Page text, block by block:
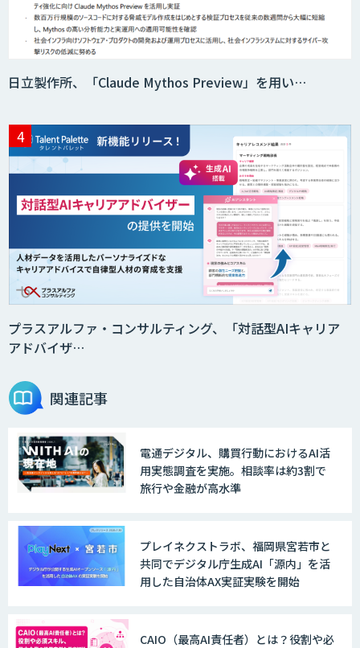
日立製作所、「Claude Mythos Preview」を用い…
プラスアルファ・コンサルティング、「対話型AIキャリア
アドバイザ…
関連記事
電通デジタル、購買行動におけるAI活
用実態調査を実施。相談率は約3割で
旅行や金融が高水準
プレイネクストラボ、福岡県宮若市と
共同でデジタル庁生成AI「源内」を活
用した自治体AX実証実験を開始
CAIO（最高AI責任者）とは？役割や必